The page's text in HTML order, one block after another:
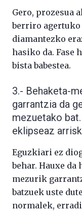
Gero, prozesua
berriro
diamantezko
hasiko da. Fase
bista babestea.
3.- Behaketa-
garrantzia da
mezuetako
eklipseaz
Eguzkiari ez
behar. Hauxe
mezurik
batzuek uste
normalek,